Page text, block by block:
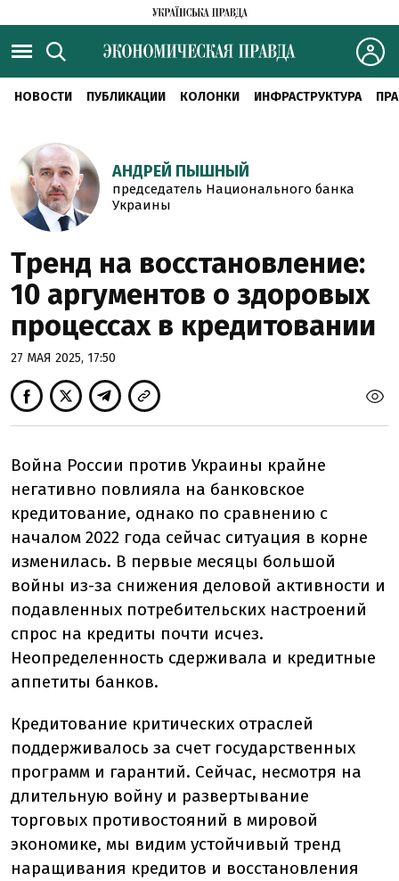
НОВОСТИ ПУБЛИКАЦИИ КОЛОНКИ ИНФРАСТРУКТУРА
АНДРЕЙ ПЫШНЫЙ
председатель Национального банка
Украины
Тренд на восстановление:
10 аргументов о здоровых
процессах в кредитовании
27 МАЯ 2025, 17:50
Война России против Украины крайне
негативно повлияла на банковское
кредитование, однако по сравнению с
началом 2022 года сейчас ситуация в корне
изменилась. В первые месяцы большой
войны из-за снижения деловой активности и
подавленных потребительских настроений
спрос на кредиты почти исчез.
Неопределенность сдерживала и кредитные
аппетиты банков.
Кредитование критических отраслей
поддерживалось за счет государственных
программ и гарантий. Сейчас, несмотря на
длительную войну и развертывание
торговых противостояний в мировой
экономике, мы видим устойчивый тренд
наращивания кредитов и восстановления